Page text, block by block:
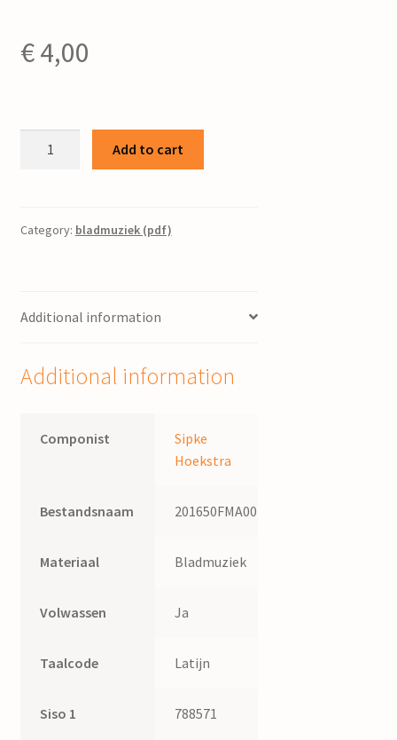
€4,00
koor
Sipke
Add to cart
Category: bladmuziek (pdf)
Additional information
Additional information
Componist
Sipke
Hoekstra
Bestandsnaam 201650FMA001
Materiaal Bladmuziek
Volwassen Ja
Taalcode Latijn
Siso 1 788571